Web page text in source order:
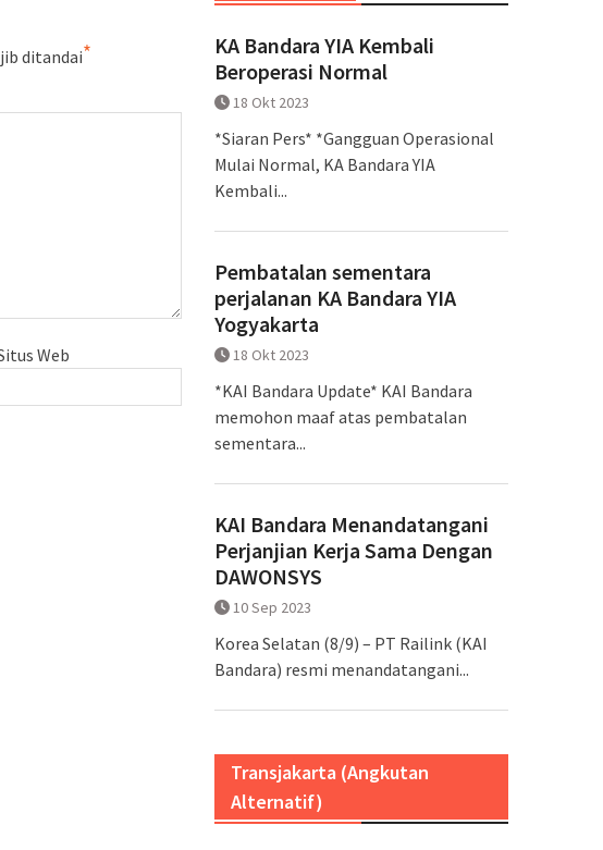
ditandai*
Web
KA Bandara YIA Kembali
Beroperasi Normal
18 Okt 2023
*Siaran Pers* *Gangguan Operasional
Mulai Normal, KA Bandara YIA
Kembali...
Pembatalan sementara
perjalanan KA Bandara YIA
Yogyakarta
18 Okt 2023
*KAI Bandara Update* KAI Bandara
memohon maaf atas pembatalan
sementara...
KAI Bandara Menandatangani
Perjanjian Kerja Sama Dengan
DAWONSYS
10 Sep 2023
Korea Selatan (8/9) – PT Railink (KAI
Bandara) resmi menandatangani...
Transjakarta (Angkutan
Alternatif)